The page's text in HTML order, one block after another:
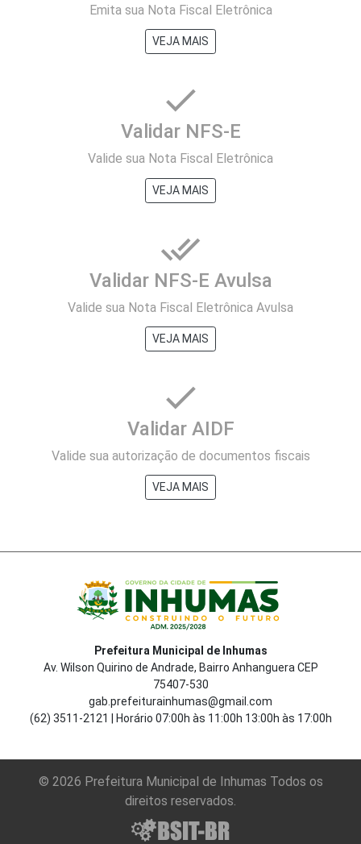
Emita sua Nota Fiscal Eletrônica
VEJA MAIS
done
Validar NFS-E
Valide sua Nota Fiscal Eletrônica
VEJA MAIS
done_all
Validar NFS-E Avulsa
Valide sua Nota Fiscal Eletrônica Avulsa
VEJA MAIS
check
Validar AIDF
Valide sua autorização de documentos fiscais
VEJA MAIS
Prefeitura Municipal de Inhumas
Av. Wilson Quirino de Andrade, Bairro Anhanguera CEP
75407-530
gab.prefeiturainhumas@gmail.com
(62) 3511-2121 | Horário 07:00h às 11:00h 13:00h às 17:00h
© 2026 Prefeitura Municipal de Inhumas Todos os
direitos reservados.